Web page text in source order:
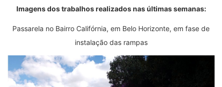
Imagens dos trabalhos realizados nas últimas semanas:
Passarela no Bairro Califórnia, em Belo Horizonte, em fase de
instalação das rampas